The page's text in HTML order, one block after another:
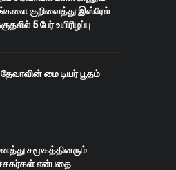
குறிவைத்து இஸ்ரேல்
5 பேர் உயிரிழப்பு
தேவாவின் மை டியர் பூதம்
சமூகத்தினரும்
என்பதை